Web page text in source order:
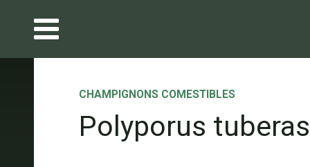
CHAMPIGNONS COMESTIBLES
Polyporus